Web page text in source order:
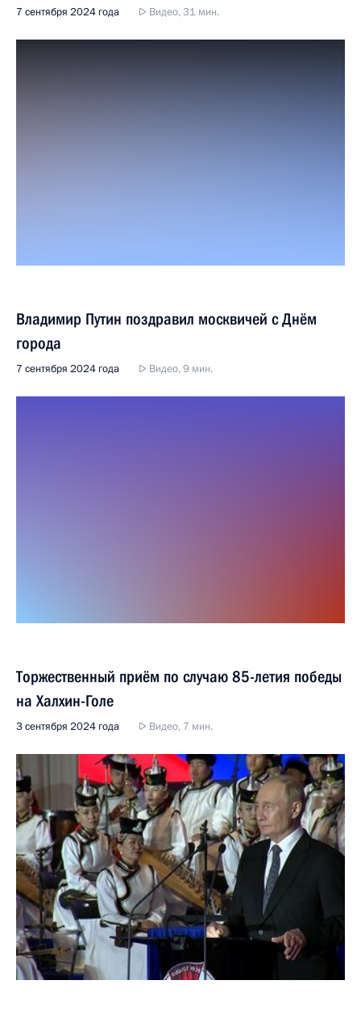
7 сентября 2024 года Видео, 31 мин.
Владимир Путин поздравил москвичей с Днём
города
7 сентября 2024 года Видео, 9 мин.
Торжественный приём по случаю 85-летия победы
на Халхин-Голе
3 сентября 2024 года Видео, 7 мин.